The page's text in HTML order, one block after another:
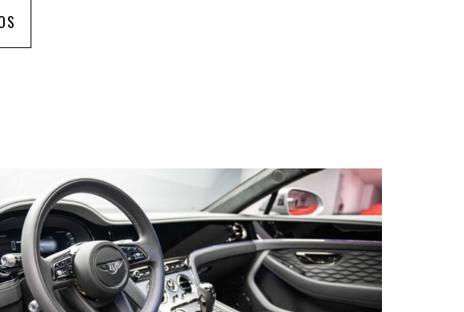
par e-mail dès qu’un